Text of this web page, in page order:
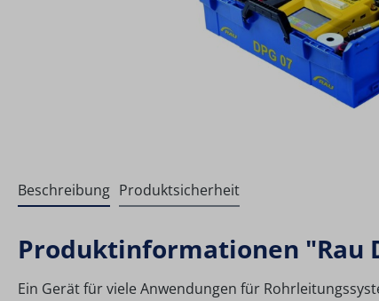
Beschreibung Produktsicherheit
Produktinformationen "Rau
Ein Gerät für viele Anwendungen für